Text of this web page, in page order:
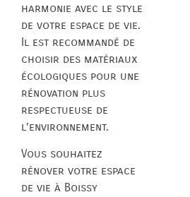
harmonie avec le style
de votre espace de vie.
Il est recommandé de
choisir des matériaux
écologiques pour une
rénovation plus
respectueuse de
l’environnement.
Vous souhaitez
rénover votre espace
de vie à Boissy